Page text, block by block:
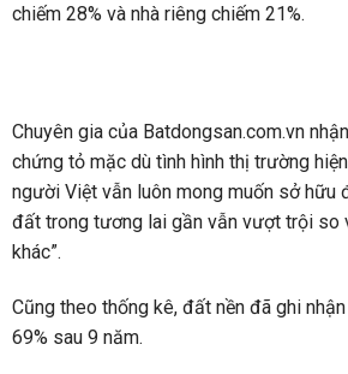
chiếm 28% và nhà riêng chiếm 21%.
Chuyên gia của Batdongsan.com.vn
chứng tỏ mặc dù tình hình thị trường
người Việt vẫn luôn mong muốn sở hữu
đất trong tương lai gần vẫn vượt trội so
khác”.
Cũng theo thống kê, đất nền đã ghi
69% sau 9 năm.